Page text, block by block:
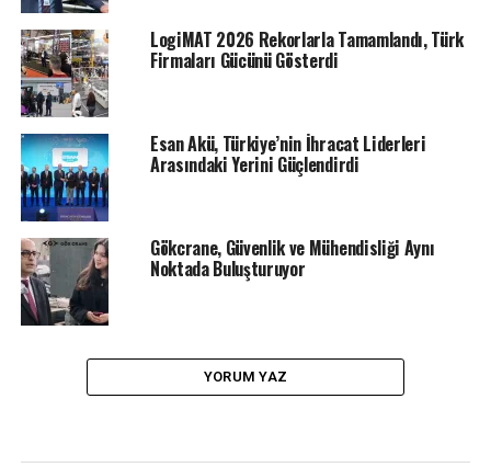
LogiMAT 2026 Rekorlarla Tamamlandı, Türk
Firmaları Gücünü Gösterdi
Esan Akü, Türkiye’nin İhracat Liderleri
Arasındaki Yerini Güçlendirdi
Gökcrane, Güvenlik ve Mühendisliği Aynı
Noktada Buluşturuyor
YORUM YAZ